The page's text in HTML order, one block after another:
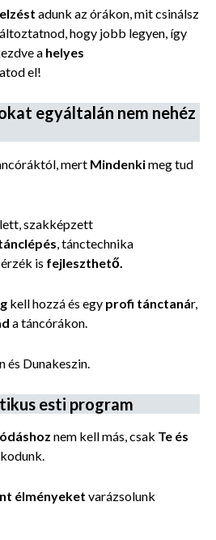
adunk az órákon, mit csinálsz
hogy jobb legyen, így
a helyes
el!
egyáltalán nem nehéz
mert Mindenkimeg tud
szakképzett
, tánctechnika
is fejleszthető.
kell hozzá és egy profi tánctanár,
a táncórákon.
és Dunakeszin.
esti program
nem kell más, csak Te és
élményeket varázsolunk